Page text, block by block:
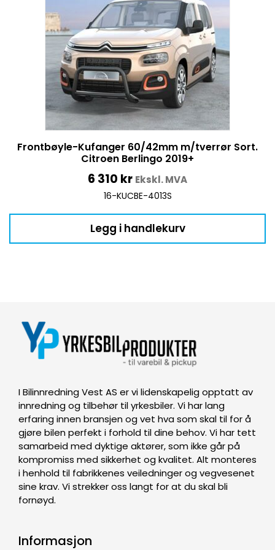
Frontbøyle-Kufanger 60/42mm m/tverrør Sort.
Citroen Berlingo 2019+
6 310 kr Ekskl. MVA
16-KUCBE-4013S
Legg i handlekurv
I Bilinnredning Vest AS er vi lidenskapelig opptatt av
innredning og tilbehør til yrkesbiler. Vi har lang
erfaring innen bransjen og vet hva som skal til for å
gjøre bilen perfekt i forhold til dine behov. Vi har tett
samarbeid med dyktige aktører, som ikke går på
kompromiss med sikkerhet og kvalitet. Alt monteres
i henhold til fabrikkenes veiledninger og vegvesenet
sine krav. Vi strekker oss langt for at du skal bli
fornøyd.
Informasjon